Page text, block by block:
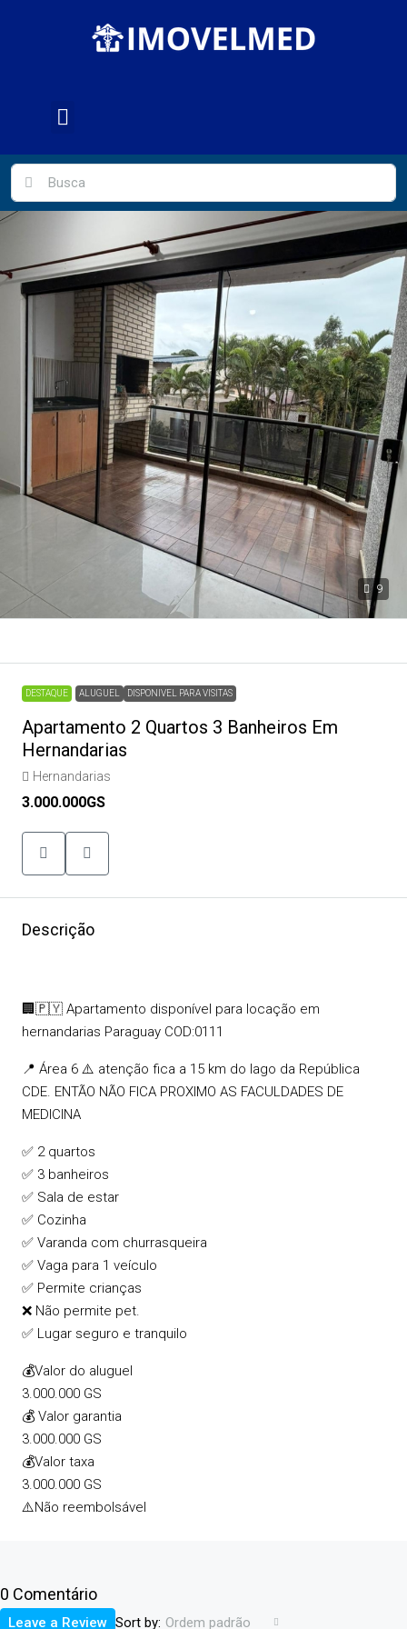
9
DESTAQUE ALUGUEL DISPONIVEL PARA VISITAS
Apartamento 2 Quartos 3 Banheiros Em
Hernandarias
Hernandarias
3.000.000GS
Descrição
🏢🇵🇾 Apartamento disponível para locação em
hernandarias Paraguay COD:0111
📍 Área 6 ⚠️ atenção fica a 15 km do lago da República
CDE. ENTÃO NÃO FICA PROXIMO AS FACULDADES DE
MEDICINA
✅ 2 quartos
✅ 3 banheiros
✅ Sala de estar
✅ Cozinha
✅ Varanda com churrasqueira
✅ Vaga para 1 veículo
✅ Permite crianças
❌ Não permite pet.
✅ Lugar seguro e tranquilo
💰Valor do aluguel
3.000.000 GS
💰 Valor garantia
3.000.000 GS
💰Valor taxa
3.000.000 GS
⚠️Não reembolsável
0 Comentário
Sort by: Ordem padrão
Leave a Review